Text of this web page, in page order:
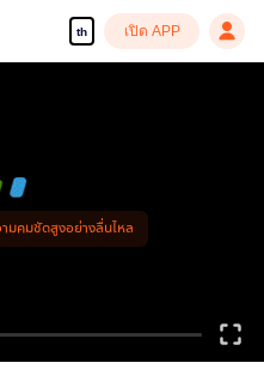
th เปิด APP
มคมชัดสูงอย่างลื่นไหล